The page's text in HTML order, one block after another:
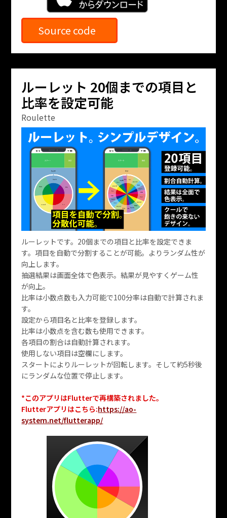
Source code
ルーレット 20個までの項目と
比率を設定可能
Roulette
ルーレットです。20個までの項目と比率を設定できま
す。項目を自動で分割することが可能。よりランダム性が
向上します。
抽選結果は画面全体で色表示。結果が見やすくゲーム性
が向上。
比率は小数点数も入力可能で100分率は自動で計算されま
す。
設定から項目名と比率を登録します。
比率は小数点を含む数も使用できます。
各項目の割合は自動計算されます。
使用しない項目は空欄にします。
スタートによりルーレットが回転します。そして約5秒後
にランダムな位置で停止します。
*このアプリはFlutterで再構築されました。
Flutterアプリはこちら:https://ao-
system.net/flutterapp/